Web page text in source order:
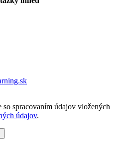
so spracovaním údajov vložených
údajov.